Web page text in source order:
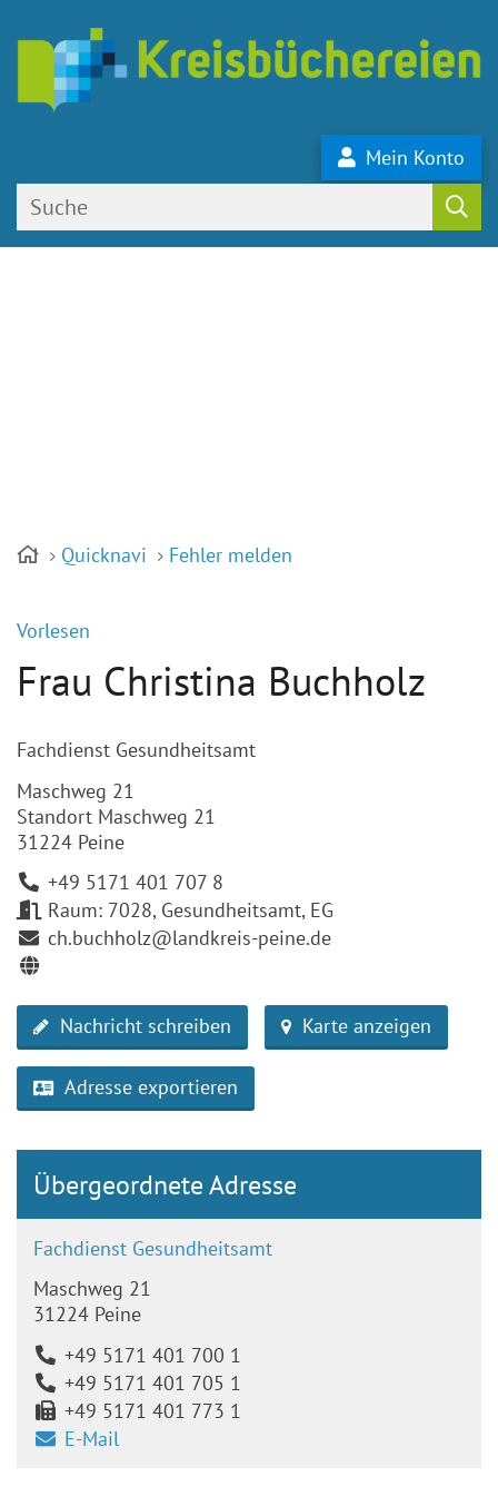
Mein Konto
Quicknavi Fehler melden
Vorlesen
Frau Christina Buchholz
Fachdienst Gesundheitsamt
Maschweg 21
Standort Maschweg 21
31224 Peine
+49 5171 401 707 8
Raum: 7028, Gesundheitsamt, EG
ch.buchholz@landkreis-peine.de
Nachricht schreiben Karte anzeigen
Adresse exportieren
Übergeordnete Adresse
Fachdienst Gesundheitsamt
Maschweg 21
31224 Peine
+49 5171 401 700 1
+49 5171 401 705 1
+49 5171 401 773 1
E-Mail